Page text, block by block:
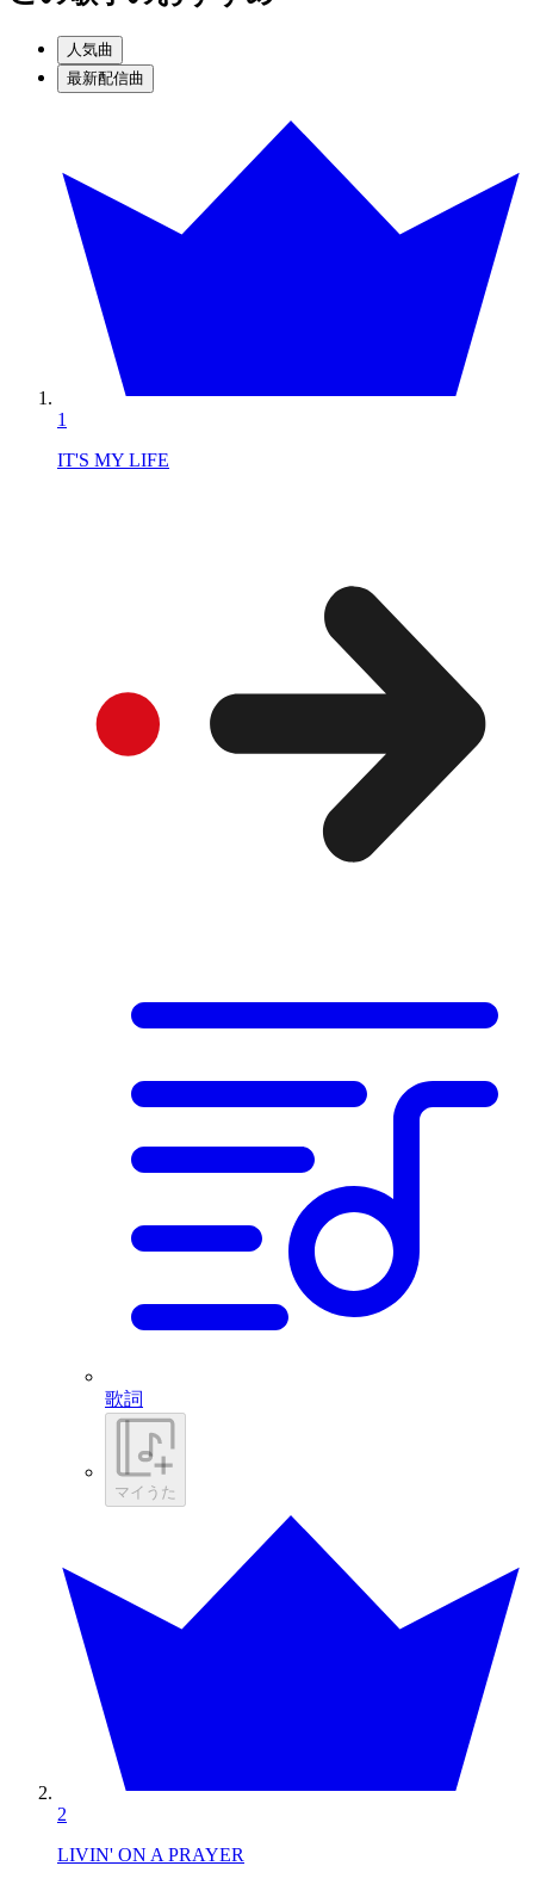
人気曲
最新配信曲
1
IT'S MY LIFE
歌詞
マイうた
2
LIVIN' ON A PRAYER